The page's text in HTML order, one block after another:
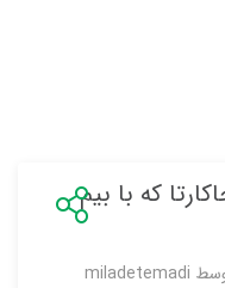
که با بیم
miladetemadi